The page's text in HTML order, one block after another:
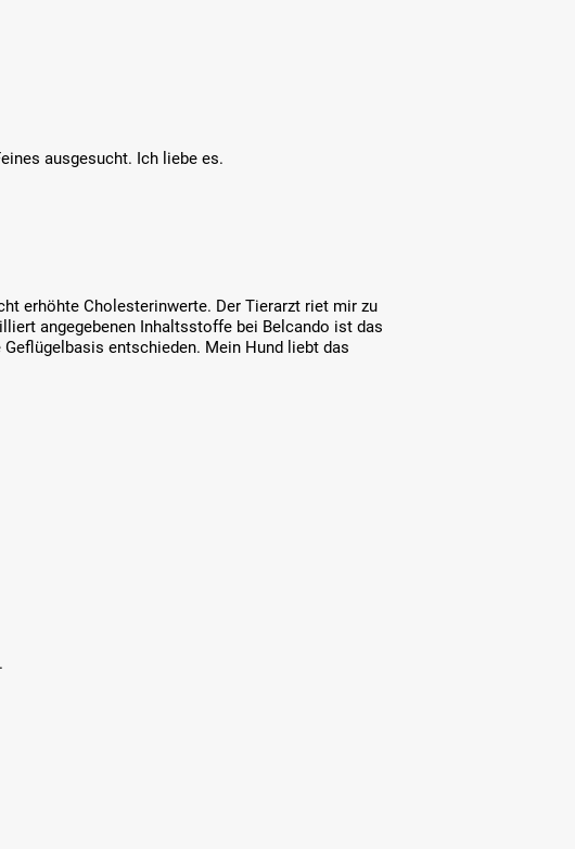
ausgesucht. Ich liebe es.
erhöhte Cholesterinwerte. Der Tierarzt riet mir zu
angegebenen Inhaltsstoffe bei Belcando ist das
entschieden. Mein Hund liebt das